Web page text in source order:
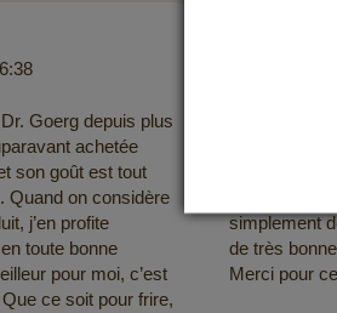
Goerg depuis plus
achetée
son goût est tout
Quand on considère
j’en profite
toute bonne
pour moi, c’est
ce soit pour frire,
sans
rapide.
simplement
de très
Merci pour